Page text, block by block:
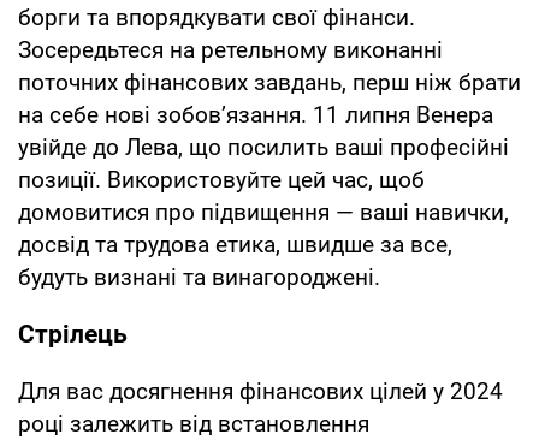
борги та впорядкувати свої фінанси.
Зосередьтеся на ретельному виконанні
поточних фінансових завдань, перш ніж брати
на себе нові зобов’язання. 11 липня Венера
увійде до Лева, що посилить ваші професійні
позиції. Використовуйте цей час, щоб
домовитися про підвищення — ваші навички,
досвід та трудова етика, швидше за все,
будуть визнані та винагороджені.
Стрілець
Для вас досягнення фінансових цілей у 2024
році залежить від встановлення